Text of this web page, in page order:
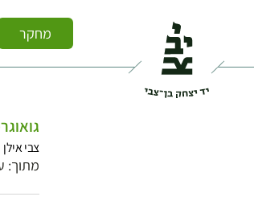
מחקר
צבי אילן
מתוך: